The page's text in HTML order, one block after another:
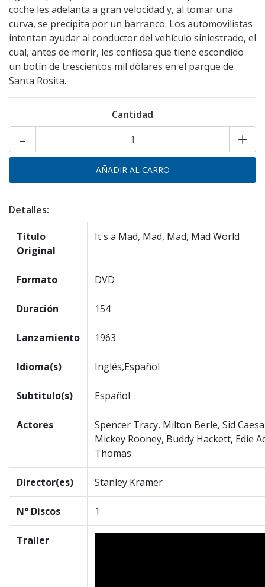
coche les adelanta a gran velocidad y, al tomar una
curva, se precipita por un barranco. Los automovilistas
intentan ayudar al conductor del vehículo siniestrado, el
cual, antes de morir, les confiesa que tiene escondido
un botín de trescientos mil dólares en el parque de
Santa Rosita.
Cantidad
+
-
Detalles:
Título
Original
It's a Mad, Mad, Mad, Mad World
Formato DVD
Duración 154
Lanzamiento 1963
Idioma(s) Inglés,Español
Subtitulo(s) Español
Actores
Spencer Tracy, Milton Berle, Sid
Mickey Rooney, Buddy Hackett, Edie
Thomas
Director(es) Stanley Kramer
N° Discos 1
Trailer